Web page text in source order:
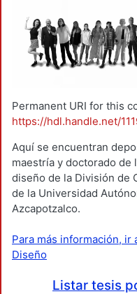
Permanent URI for this
https://hdl.handle.net/
Aquí se encuentran
maestría y doctorado
diseño de la División de
de la Universidad
Azcapotzalco.
Para más información, ir
Diseño
Listar tesis